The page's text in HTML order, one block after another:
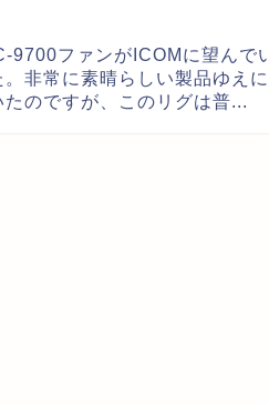
9700ファンがICOMに望んで
。非常に素晴らしい製品ゆえ
のですが、このリグは普...